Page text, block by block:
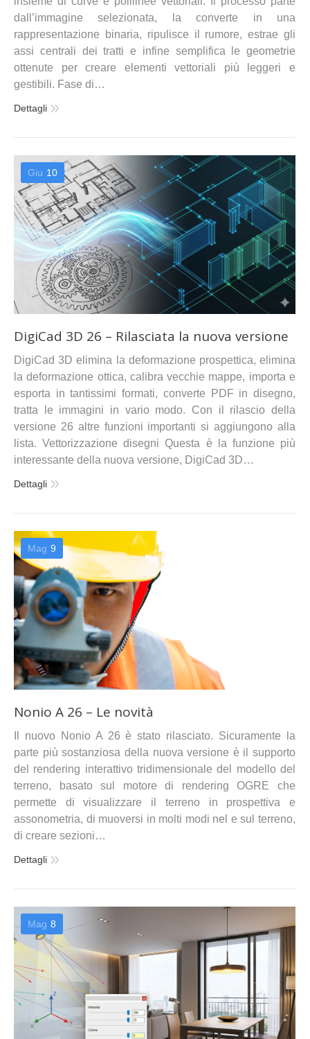
dall’immagine selezionata, la converte in una
rappresentazione binaria, ripulisce il rumore, estrae gli
assi centrali dei tratti e infine semplifica le geometrie
ottenute per creare elementi vettoriali più leggeri e
gestibili. Fase di…
Dettagli
Giu 10
DigiCad 3D 26 – Rilasciata la nuova versione
DigiCad 3D elimina la deformazione prospettica, elimina
la deformazione ottica, calibra vecchie mappe, importa e
esporta in tantissimi formati, converte PDF in disegno,
tratta le immagini in vario modo. Con il rilascio della
versione 26 altre funzioni importanti si aggiungono alla
lista. Vettorizzazione disegni Questa è la funzione più
interessante della nuova versione, DigiCad 3D…
Dettagli
Mag 9
Nonio A 26 – Le novità
Il nuovo Nonio A 26 è stato rilasciato. Sicuramente la
parte più sostanziosa della nuova versione è il supporto
del rendering interattivo tridimensionale del modello del
terreno, basato sul motore di rendering OGRE che
permette di visualizzare il terreno in prospettiva e
assonometria, di muoversi in molti modi nel e sul terreno,
di creare sezioni…
Dettagli
Mag 8